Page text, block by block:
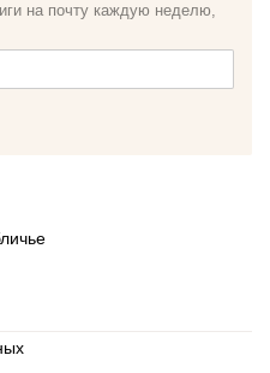
на почту каждую неделю,